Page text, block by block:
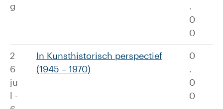
g
.
0
0
2
6
ju
l -
In Kunsthistorisch perspectief
(1945 – 1970)
0
.
0
0